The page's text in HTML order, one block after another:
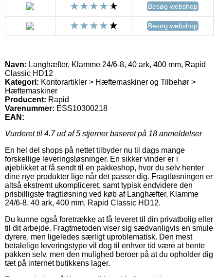
Besøg webshop
Besøg webshop
Navn: Langhæfter, Klamme 24/6-8, 40 ark, 400 mm, Rapid
Classic HD12
Kategori: Kontorartikler > Hæftemaskiner og Tilbehør >
Hæftemaskiner
Producent: Rapid
Varenummer: ESS10300218
EAN:
Vurderet til 4.7ud af 5 stjerner baseret på 18 anmeldelser
En hel del shops på nettet tilbyder nu til dags mange
forskellige leveringsløsninger. En sikker vinder er i
øjeblikket at få sendt til en pakkeshop, hvor du selv henter
dine nye produkter lige når det passer dig. Fragtløsningen er
altså ekstremt ukompliceret, samt typisk endvidere den
prisbilligste fragtløsning ved køb af Langhæfter, Klamme
24/6-8, 40 ark, 400 mm, Rapid Classic HD12.
Du kunne også foretrække at få leveret til din privatbolig eller
til dit arbejde. Fragtmetoden viser sig sædvanligvis en smule
dyrere, men ligeledes særligt uproblematisk. Den mest
betalelige leveringstype vil dog til enhver tid være at hente
pakken selv, men den mulighed beroer på at du opholder dig
tæt på internet butikkens lager.